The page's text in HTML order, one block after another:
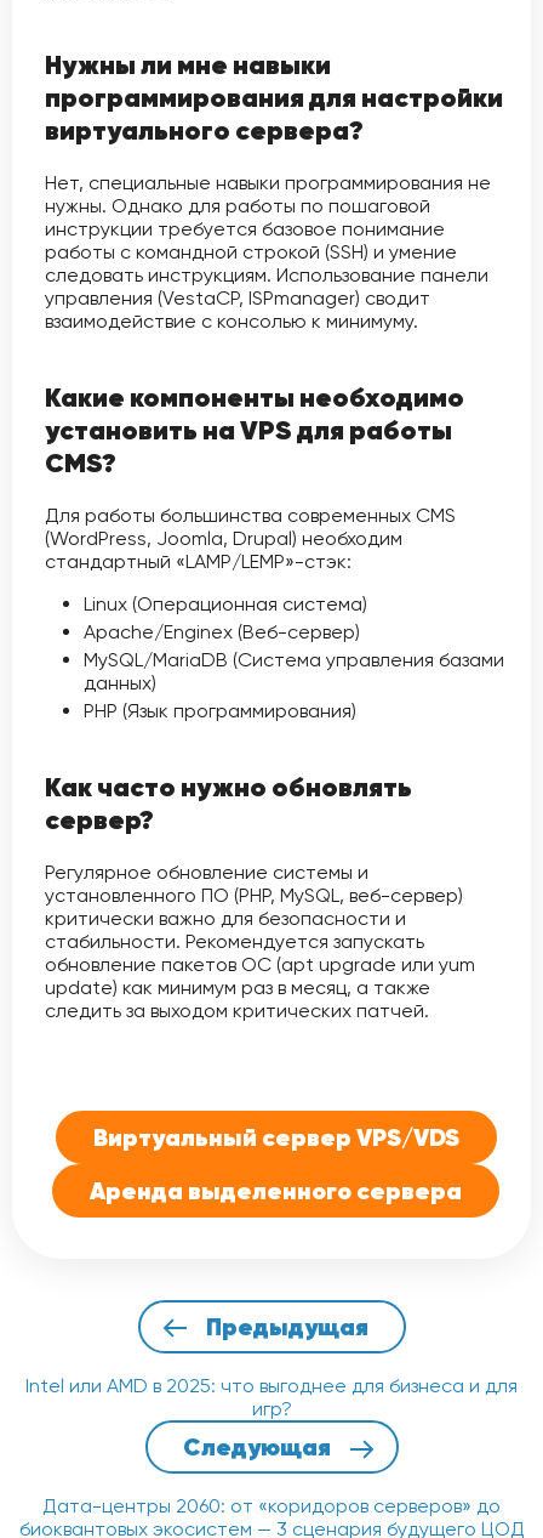
Нужны ли мне навыки
программирования для настройки
виртуального сервера?
Нет, специальные навыки программирования не
нужны. Однако для работы по пошаговой
инструкции требуется базовое понимание
работы с командной строкой (SSH) и умение
следовать инструкциям. Использование панели
управления (VestaCP, ISPmanager) сводит
взаимодействие с консолью к минимуму.
Какие компоненты необходимо
установить на VPS для работы
CMS?
Для работы большинства современных CMS
(WordPress, Joomla, Drupal) необходим
стандартный «LAMP/LEMP»-стэк:
Linux (Операционная система)
Apache/Enginex (Веб-сервер)
MySQL/MariaDB (Система управления базами
данных)
PHP (Язык программирования)
Как часто нужно обновлять
сервер?
Регулярное обновление системы и
установленного ПО (PHP, MySQL, веб-сервер)
критически важно для безопасности и
стабильности. Рекомендуется запускать
обновление пакетов ОС (apt upgrade или yum
update) как минимум раз в месяц, а также
следить за выходом критических патчей.
Виртуальный сервер VPS/VDS
Аренда выделенного сервера
Предыдущая
Intel или AMD в 2025: что выгоднее для бизнеса и для
игр?
Следующая
Дата-центры 2060: от «коридоров серверов» до
биоквантовых экосистем — 3 сценария будущего ЦОД